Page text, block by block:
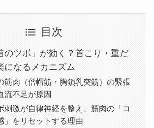
目次
のツボ」が効く？首こり・重だ
になるメカニズム
筋肉（僧帽筋・胸鎖乳突筋）の緊張
流不足が原因
刺激が自律神経を整え、筋肉の「コ
」をリセットする理由